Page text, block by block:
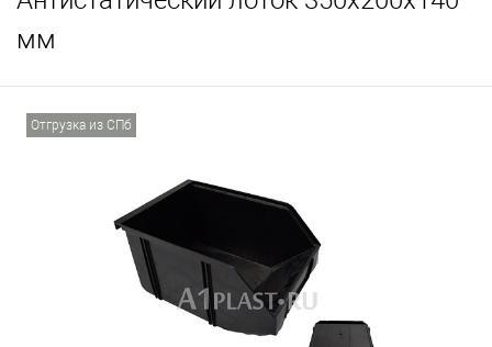
мм
Отгрузка из СПб